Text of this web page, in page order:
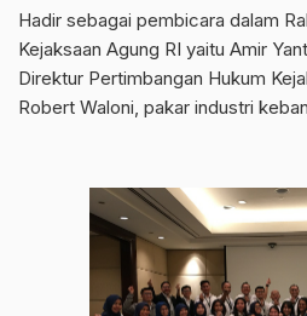
Hadir sebagai pembicara dalam
Kejaksaan Agung RI yaitu Amir
Direktur Pertimbangan Hukum
Robert Waloni, pakar industri